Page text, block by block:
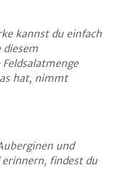
kannst du einfach
diesem
hat, nimmt
und
erinnern, findest du